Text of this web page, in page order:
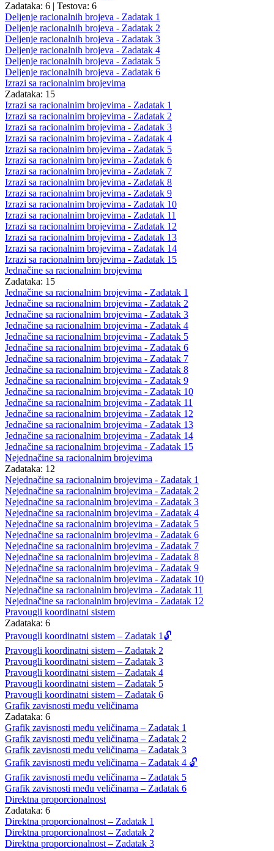
Zadataka: 6 | Testova: 6
Deljenje racionalnih brojeva - Zadatak 1
Deljenje racionalnih brojeva - Zadatak 2
Deljenje racionalnih brojeva - Zadatak 3
Deljenje racionalnih brojeva - Zadatak 4
Deljenje racionalnih brojeva - Zadatak 5
Deljenje racionalnih brojeva - Zadatak 6
Izrazi sa racionalnim brojevima
Zadataka: 15
Izrazi sa racionalnim brojevima - Zadatak 1
Izrazi sa racionalnim brojevima - Zadatak 2
Izrazi sa racionalnim brojevima - Zadatak 3
Izrazi sa racionalnim brojevima - Zadatak 4
Izrazi sa racionalnim brojevima - Zadatak 5
Izrazi sa racionalnim brojevima - Zadatak 6
Izrazi sa racionalnim brojevima - Zadatak 7
Izrazi sa racionalnim brojevima - Zadatak 8
Izrazi sa racionalnim brojevima - Zadatak 9
Izrazi sa racionalnim brojevima - Zadatak 10
Izrazi sa racionalnim brojevima - Zadatak 11
Izrazi sa racionalnim brojevima - Zadatak 12
Izrazi sa racionalnim brojevima - Zadatak 13
Izrazi sa racionalnim brojevima - Zadatak 14
Izrazi sa racionalnim brojevima - Zadatak 15
Jednačine sa racionalnim brojevima
Zadataka: 15
Jednačine sa racionalnim brojevima - Zadatak 1
Jednačine sa racionalnim brojevima - Zadatak 2
Jednačine sa racionalnim brojevima - Zadatak 3
Jednačine sa racionalnim brojevima - Zadatak 4
Jednačine sa racionalnim brojevima - Zadatak 5
Jednačine sa racionalnim brojevima - Zadatak 6
Jednačine sa racionalnim brojevima - Zadatak 7
Jednačine sa racionalnim brojevima - Zadatak 8
Jednačine sa racionalnim brojevima - Zadatak 9
Jednačine sa racionalnim brojevima - Zadatak 10
Jednačine sa racionalnim brojevima - Zadatak 11
Jednačine sa racionalnim brojevima - Zadatak 12
Jednačine sa racionalnim brojevima - Zadatak 13
Jednačine sa racionalnim brojevima - Zadatak 14
Jednačine sa racionalnim brojevima - Zadatak 15
Nejednačine sa racionalnim brojevima
Zadataka: 12
Nejednačine sa racionalnim brojevima - Zadatak 1
Nejednačine sa racionalnim brojevima - Zadatak 2
Nejednačine sa racionalnim brojevima - Zadatak 3
Nejednačine sa racionalnim brojevima - Zadatak 4
Nejednačine sa racionalnim brojevima - Zadatak 5
Nejednačine sa racionalnim brojevima - Zadatak 6
Nejednačine sa racionalnim brojevima - Zadatak 7
Nejednačine sa racionalnim brojevima - Zadatak 8
Nejednačine sa racionalnim brojevima - Zadatak 9
Nejednačine sa racionalnim brojevima - Zadatak 10
Nejednačine sa racionalnim brojevima - Zadatak 11
Nejednačine sa racionalnim brojevima - Zadatak 12
Pravougli koordinatni sistem
Zadataka: 6
Pravougli koordinatni sistem – Zadatak 1🔓
Pravougli koordinatni sistem – Zadatak 2
Pravougli koordinatni sistem – Zadatak 3
Pravougli koordinatni sistem – Zadatak 4
Pravougli koordinatni sistem – Zadatak 5
Pravougli koordinatni sistem – Zadatak 6
Grafik zavisnosti među veličinama
Zadataka: 6
Grafik zavisnosti među veličinama – Zadatak 1
Grafik zavisnosti među veličinama – Zadatak 2
Grafik zavisnosti među veličinama – Zadatak 3
Grafik zavisnosti među veličinama – Zadatak 4 🔓
Grafik zavisnosti među veličinama – Zadatak 5
Grafik zavisnosti među veličinama – Zadatak 6
Direktna proporcionalnost
Zadataka: 6
Direktna proporcionalnost – Zadatak 1
Direktna proporcionalnost – Zadatak 2
Direktna proporcionalnost – Zadatak 3